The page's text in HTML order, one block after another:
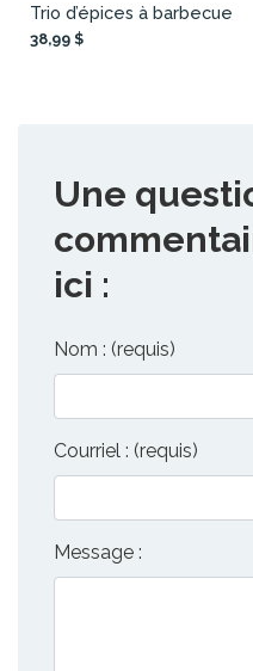
Trio d’épices à barbecue
38,99 $
Une
ici :
Nom : (requis)
Courriel : (requis)
Message :